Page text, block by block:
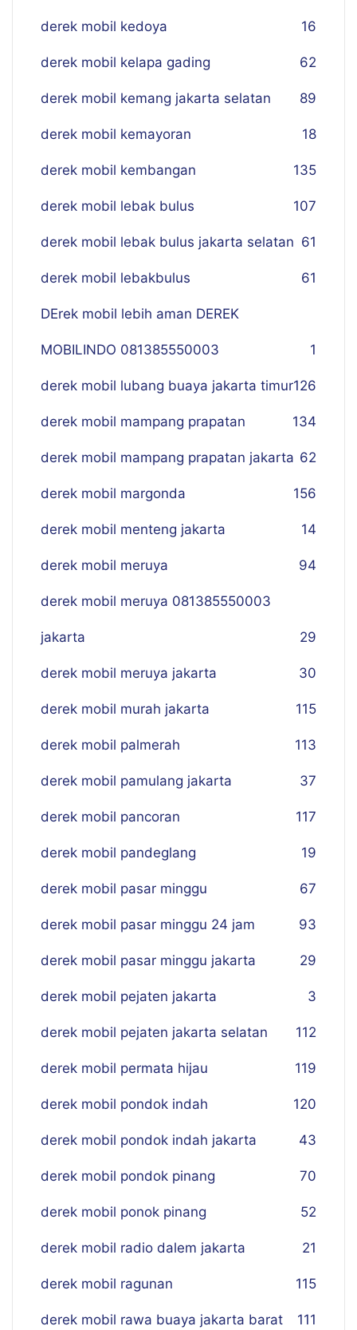
derek mobil kedoya 16
derek mobil kelapa gading 62
derek mobil kemang jakarta selatan 89
derek mobil kemayoran 18
derek mobil kembangan 135
derek mobil lebak bulus 107
derek mobil lebak bulus jakarta selatan 61
derek mobil lebakbulus 61
DErek mobil lebih aman DEREK
MOBILINDO 081385550003 1
derek mobil lubang buaya jakarta timur126
derek mobil mampang prapatan 134
derek mobil mampang prapatan jakarta 62
derek mobil margonda 156
derek mobil menteng jakarta 14
derek mobil meruya 94
derek mobil meruya 081385550003
jakarta 29
derek mobil meruya jakarta 30
derek mobil murah jakarta 115
derek mobil palmerah 113
derek mobil pamulang jakarta 37
derek mobil pancoran 117
derek mobil pandeglang 19
derek mobil pasar minggu 67
derek mobil pasar minggu 24 jam 93
derek mobil pasar minggu jakarta 29
derek mobil pejaten jakarta 3
derek mobil pejaten jakarta selatan 112
derek mobil permata hijau 119
derek mobil pondok indah 120
derek mobil pondok indah jakarta 43
derek mobil pondok pinang 70
derek mobil ponok pinang 52
derek mobil radio dalem jakarta 21
derek mobil ragunan 115
derek mobil rawa buaya jakarta barat 111